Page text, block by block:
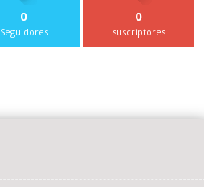
0
Seguidores
0
suscriptores